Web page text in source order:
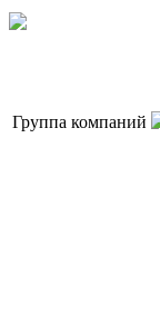
Группа компаний